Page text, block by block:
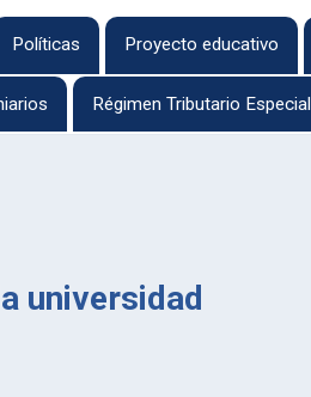
Políticas Proyecto educativo
Régimen Tributario Especial
universidad